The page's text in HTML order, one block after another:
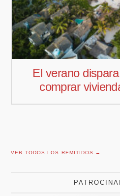
Pedro
comercial
VER TODOS LOS REMITIDOS →